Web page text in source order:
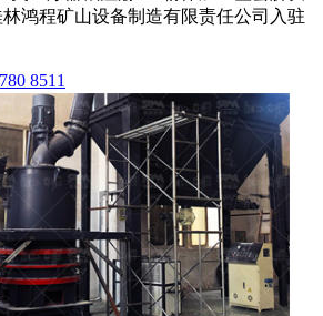
鸿程矿山设备制造有限责任公司入驻
8511